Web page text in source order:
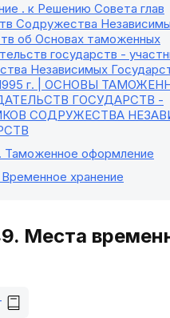
. к Решению Совета глав
Содружества
об Основах таможенных
государств -
Независимых
1995 г. | ОСНОВЫ
ГОСУДАРСТВ -
СОДРУЖЕСТВА
. Таможенное оформление
Временное хранение
Места